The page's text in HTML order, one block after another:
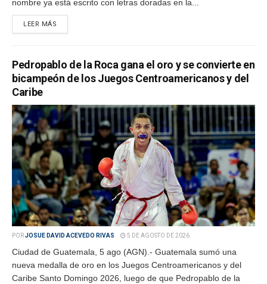
nombre ya está escrito con letras doradas en la...
LEER MÁS
Pedropablo de la Roca gana el oro y se convierte en
bicampeón de los Juegos Centroamericanos y del
Caribe
PORJOSUE DAVID ACEVEDO RIVAS 5 DE AGOSTO DE 2026
Ciudad de Guatemala, 5 ago (AGN).- Guatemala sumó una
nueva medalla de oro en los Juegos Centroamericanos y del
Caribe Santo Domingo 2026, luego de que Pedropablo de la